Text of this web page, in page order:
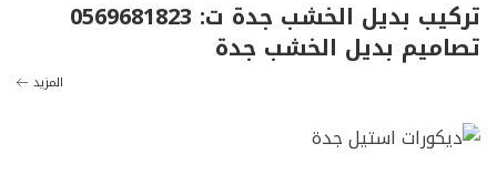
تركيب بديل الخشب جدة ت: 0569681823
تصاميم بديل الخشب جدة
المزيد